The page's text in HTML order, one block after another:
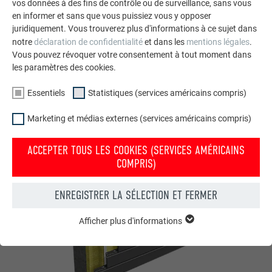
Système de façade avec Sidings verticaux, sur sous-construction en
vos données à des fins de contrôle ou de surveillance, sans vous
en informer et sans que vous puissiez vous y opposer
juridiquement. Vous trouverez plus d'informations à ce sujet dans
notredéclaration de confidentialitéet dans les mentions légales.
Vous pouvez révoquer votre consentement à tout moment dans
les paramètres des cookies.
Essentiels Statistiques (services américains compris)
Marketing et médias externes (services américains compris)
ACCEPTER TOUS LES COOKIES (SERVICES AMÉRICAINS
COMPRIS)
ENREGISTRER LA SÉLECTION ET FERMER
fonctions de base du site Internet. Ils garantissent que le site
Internet fonctionne correctement.
Afficher plus d'informations